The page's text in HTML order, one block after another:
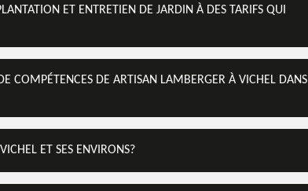
ET ENTRETIEN DE JARDIN À DES TARIFS QUI
COMPÉTENCES DE ARTISAN LAMBERGER À VICHEL DANS
ET SES ENVIRONS?